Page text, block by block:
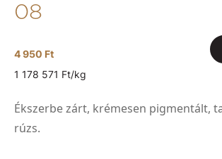
08
4 950 Ft
1 178 571 Ft/kg
Ékszerbe zárt, krémesen pigmentált,
rúzs.